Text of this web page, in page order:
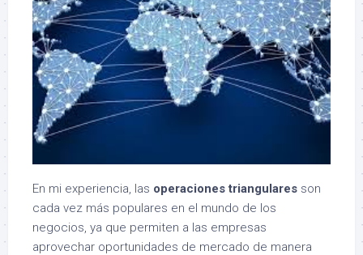
En mi experiencia, las operaciones triangulares son
cada vez más populares en el mundo de los
negocios, ya que permiten a las empresas
aprovechar oportunidades de mercado de manera